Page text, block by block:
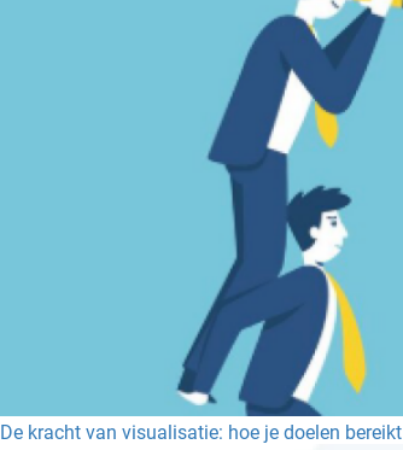
De kracht van visualisatie: hoe je doelen bereikt